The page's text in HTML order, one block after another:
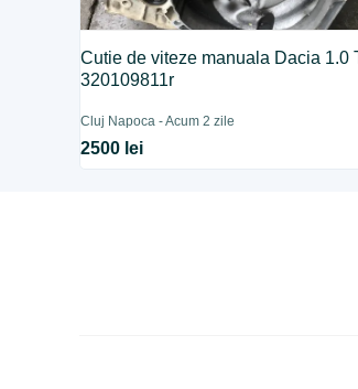
Cutie de viteze manuala Dacia 1.0
320109811r
Cluj Napoca - Acum 2 zile
2500 lei